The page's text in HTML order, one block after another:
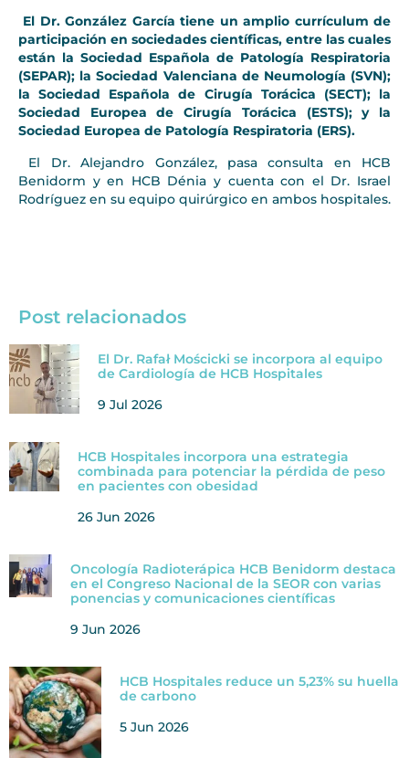
El Dr. González García tiene un amplio currículum de
participación en sociedades científicas, entre las cuales
están la Sociedad Española de Patología Respiratoria
(SEPAR); la Sociedad Valenciana de Neumología (SVN);
la Sociedad Española de Cirugía Torácica (SECT); la
Sociedad Europea de Cirugía Torácica (ESTS); y la
Sociedad Europea de Patología Respiratoria (ERS).
El Dr. Alejandro González, pasa consulta en HCB
Benidorm y en HCB Dénia y cuenta con el Dr. Israel
Rodríguez en su equipo quirúrgico en ambos hospitales.
Post relacionados
El Dr. Rafał Mościcki se incorpora al equipo
de Cardiología de HCB Hospitales
9 Jul 2026
HCB Hospitales incorpora una estrategia
combinada para potenciar la pérdida de peso
en pacientes con obesidad
26 Jun 2026
Oncología Radioterápica HCB Benidorm destaca
en el Congreso Nacional de la SEOR con varias
ponencias y comunicaciones científicas
9 Jun 2026
HCB Hospitales reduce un 5,23% su huella
de carbono
5 Jun 2026